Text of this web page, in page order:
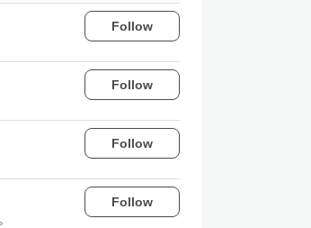
Follow
Follow
Follow
Follow